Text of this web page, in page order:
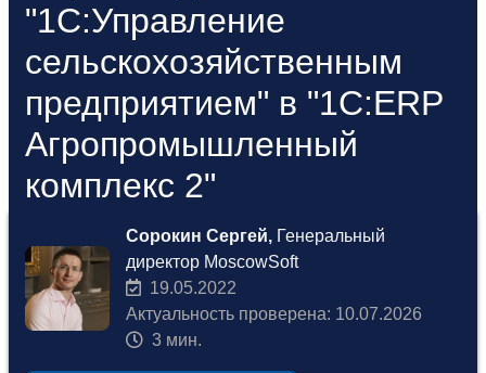
"1С:Управление
сельскохозяйственным
предприятием" в "1С:ERP
Агропромышленный
комплекс 2"
Сорокин Сергей, Генеральный
директор MoscowSoft
19.05.2022
Актуальность проверена: 10.07.2026
3 мин.